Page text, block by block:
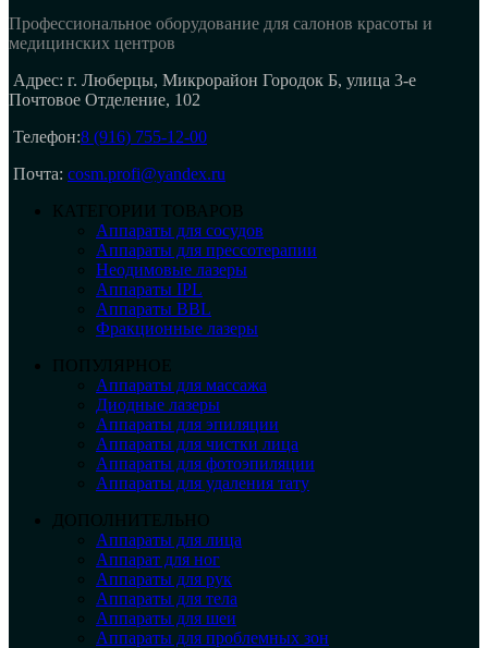
Профессиональное оборудование для салонов красоты и
медицинских центров
Адрес: г. Люберцы, Микрорайон Городок Б, улица 3-е
Почтовое Отделение, 102
Телефон:8 (916) 755-12-00
Почта: cosm.profi@yandex.ru
КАТЕГОРИИ ТОВАРОВ
Аппараты для сосудов
Аппараты для прессотерапии
Неодимовые лазеры
Аппараты IPL
Аппараты BBL
Фракционные лазеры
ПОПУЛЯРНОЕ
Аппараты для массажа
Диодные лазеры
Аппараты для эпиляции
Аппараты для чистки лица
Аппараты для фотоэпиляции
Аппараты для удаления тату
ДОПОЛНИТЕЛЬНО
Аппараты для лица
Аппарат для ног
Аппараты для рук
Аппараты для тела
Аппараты для шеи
Аппараты для проблемных зон